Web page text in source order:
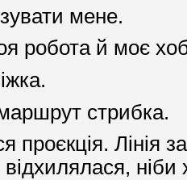
мене.
робота й моє
стрибка.
проєкція.
відхилялася,